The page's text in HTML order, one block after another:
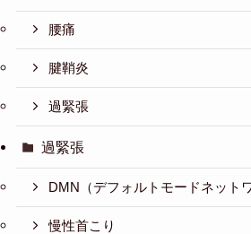
腰痛
腱鞘炎
過緊張
過緊張
DMN（デフォルトモードネット
慢性首こり